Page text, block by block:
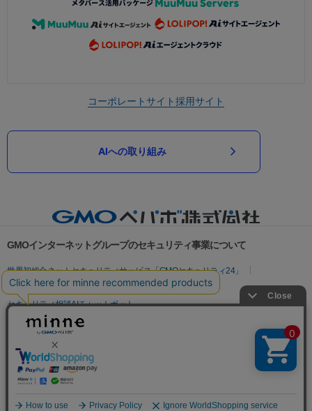
コーポレートサイト採用サイト
AIへの取り組み
GMOインターネットグループのセキュリティ事業について
世界初総合ネットセキュリティサービス「GMOセキュリティ24」
パスワード漏洩診断
Webサイトリスク診断
セキュリティ相談AIチャットボット
実在証明・盗聴対策
サイバー攻撃対策（GMO Flatt Security）
セキュリティ事業の軌跡